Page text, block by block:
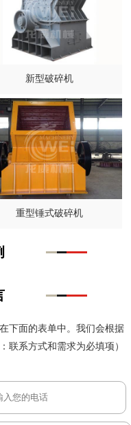
新型破碎机
重型锤式破碎机
下面的表单中。我们会根据
联系方式和需求为必填项）